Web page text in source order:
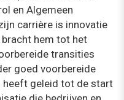
en Algemeen
carrière is innovatie
hem tot het
transities
goed voorbereide
heeft geleid tot de start